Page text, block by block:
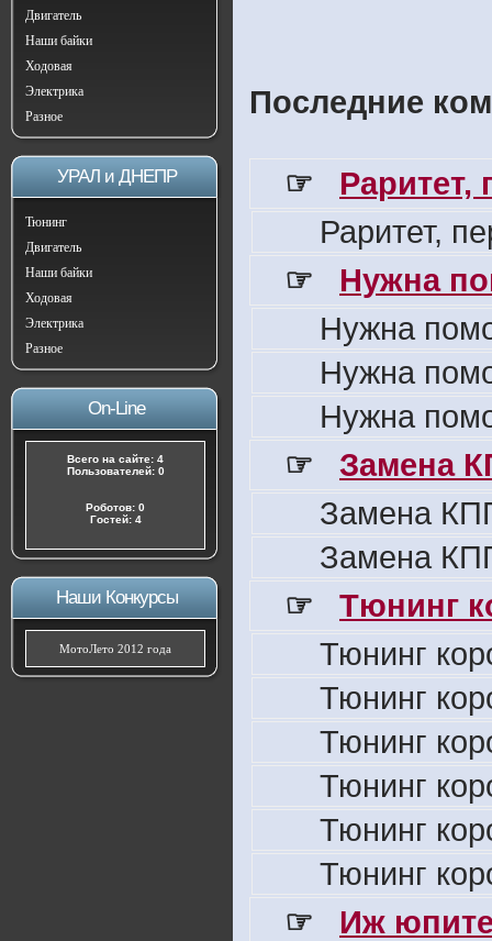
Двигатель
Наши байки
Ходовая
Электрика
Разное
УРАЛ и ДНЕПР
Тюнинг
Двигатель
Наши байки
Ходовая
Электрика
Разное
On-Line
Всего на сайте: 4
Пользователей: 0
Роботов: 0
Гостей: 4
Наши Конкурсы
МотоЛето 2012 года
Последние
☞
Раритет,
Раритет,
☞
Нужна
Нужна
Нужна
Нужна
☞
Замена
Замена
Замена
☞
Тюнинг
Тюнинг
Тюнинг
Тюнинг
Тюнинг
Тюнинг
Тюнинг
☞
Иж